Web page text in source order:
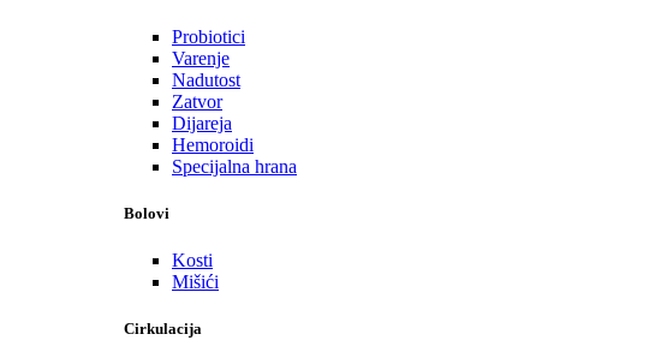
Probiotici
Varenje
Nadutost
Zatvor
Dijareja
Hemoroidi
Specijalna hrana
Bolovi
Kosti
Mišići
Cirkulacija